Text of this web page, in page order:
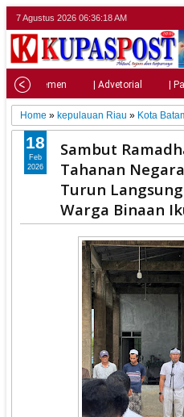
7 Agustus 2026 06:36:20 AM
| Parlemen | Advetorial |
Home » kepulauan Riau » Kota
Sambut
Tahanan
Turun
Warga Binaan
18
Feb
2026